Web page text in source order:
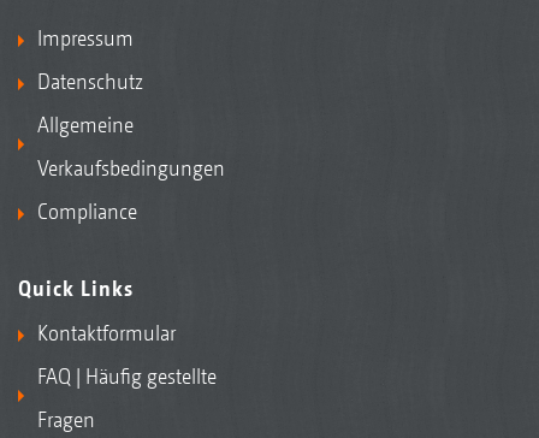
Impressum
Datenschutz
Allgemeine
Verkaufsbedingungen
Compliance
Quick Links
Kontaktformular
FAQ | Häufig gestellte
Fragen